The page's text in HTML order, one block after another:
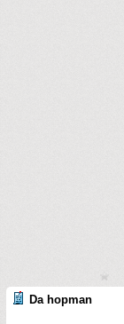
Da hopman